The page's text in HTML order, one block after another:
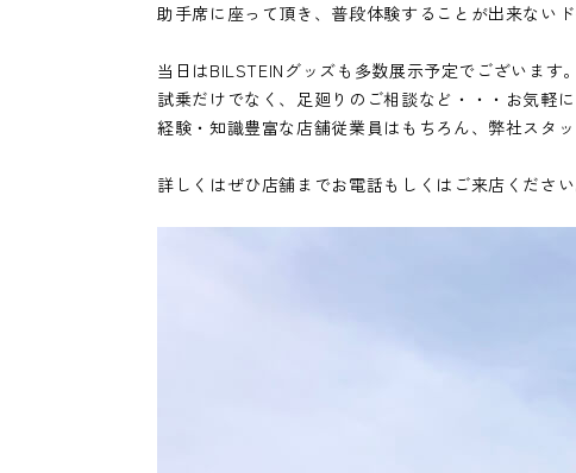
助手席に座って頂き、普段体験することが出来ない
当日はBILSTEINグッズも多数展示予定でございます。
試乗だけでなく、足廻りのご相談など・・・お気軽に
経験・知識豊富な店舗従業員はもちろん、弊社スタ
詳しくはぜひ店舗までお電話もしくはご来店ください